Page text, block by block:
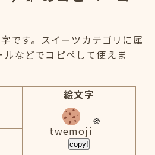
です。スイーツカテゴリに属
などでコピペして使えま
絵文字
twemoji
copy!